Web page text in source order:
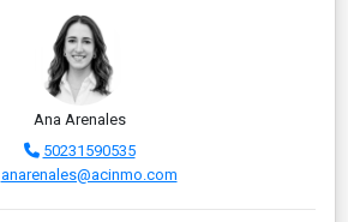
Ana Arenales
50231590535
anarenales@acinmo.com